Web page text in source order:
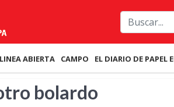
LINEA ABIERTA CAMPO EL DIARIO DE PAPEL
bolardo